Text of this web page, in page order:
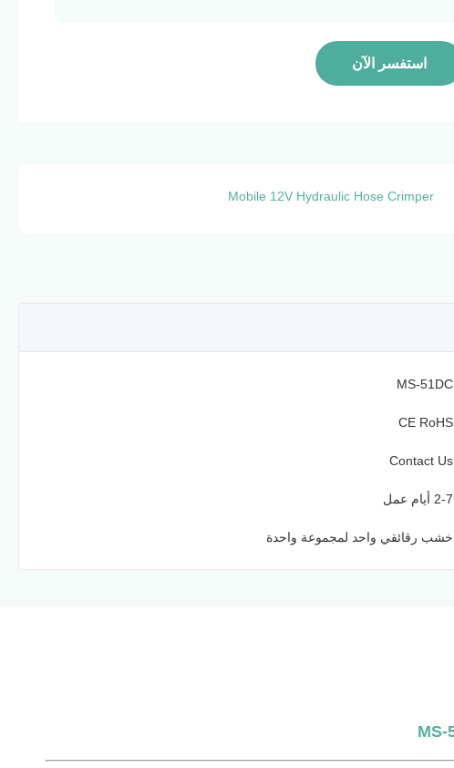
استفسر الآن
Mobile 12V Hydraulic Hose Crimper
MS-51DC
CE RoHS
Contact Us
2-7 أيام عمل
خشب رقائقي واحد لمجموعة واحدة